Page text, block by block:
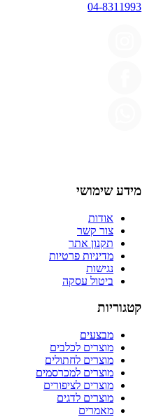
04-8311993
מידע שימושי
אודות
צור קשר
תקנון אתר
מדיניות פרטיות
נגישות
ביטול עסקה
קטגוריות
מבצעים
מוצרים לכלבים
מוצרים לחתולים
מוצרים למכרסמים
מוצרים לציפורים
מוצרים לדגים
מאמרים